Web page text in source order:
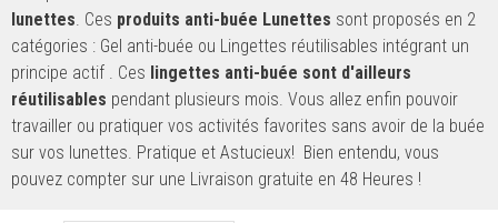
lunettes . Ces produits anti-buée Lunettes sont proposés en 2
catégories : Gel anti-buée ou Lingettes réutilisables intégrant un
principe actif . Ces lingettes anti-buée sont d'ailleurs
réutilisables pendant plusieurs mois. Vous allez enfin pouvoir
travailler ou pratiquer vos activités favorites sans avoir de la buée
sur vos lunettes. Pratique et Astucieux! Bien entendu, vous
pouvez compter sur une Livraison gratuite en 48 Heures !